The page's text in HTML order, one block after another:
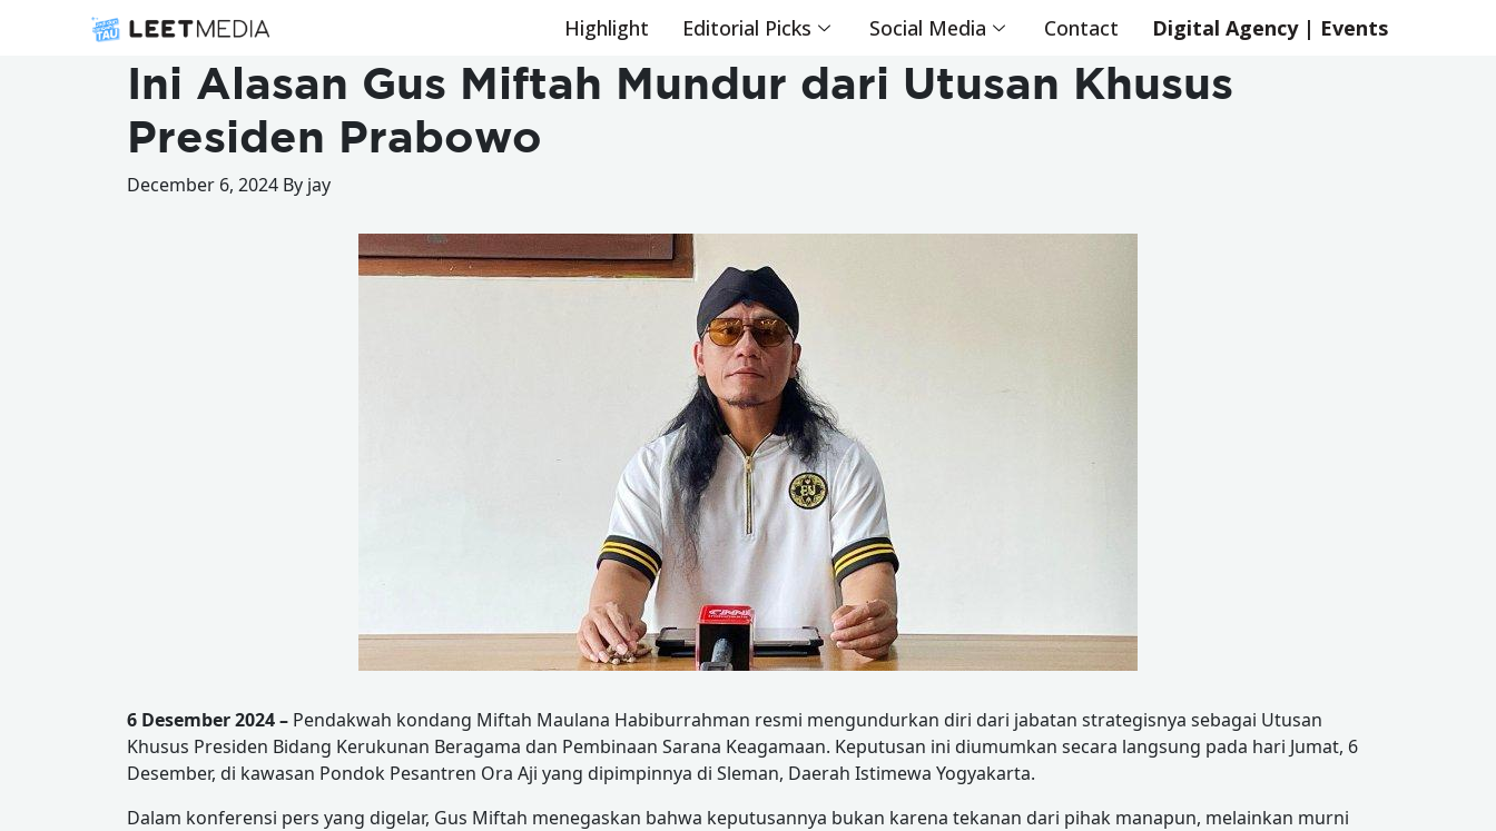
Highlight Editorial Picks Social Media Contact Digital Agency | Events
Ini Alasan Gus Miftah Mundur dari Utusan Khusus
Presiden Prabowo
December 6, 2024 By jay
6 Desember 2024 – Pendakwah kondang Miftah Maulana Habiburrahman resmi mengundurkan diri dari jabatan strategisnya sebagai Utusan
Khusus Presiden Bidang Kerukunan Beragama dan Pembinaan Sarana Keagamaan. Keputusan ini diumumkan secara langsung pada hari Jumat, 6
Desember, di kawasan Pondok Pesantren Ora Aji yang dipimpinnya di Sleman, Daerah Istimewa Yogyakarta.
Dalam konferensi pers yang digelar, Gus Miftah menegaskan bahwa keputusannya bukan karena tekanan dari pihak manapun, melainkan murni